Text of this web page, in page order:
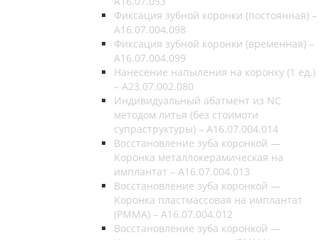
Фиксация зубной коронки (постоянная) –
A16.07.004.098
Фиксация зубной коронки (временная) –
A16.07.004.099
Нанесение напыления на коронку (1 ед.)
– A23.07.002.080
Индивидуальный абатмент из NC
методом литья (без стоимоти
супраструктуры) – A16.07.004.014
Восстановление зуба коронкой —
Коронка металлокерамическая на
имплантат – A16.07.004.013
Восстановление зуба коронкой —
Коронка пластмассовая на имплантат
(РММА) – A16.07.004.012
Восстановление зуба коронкой —